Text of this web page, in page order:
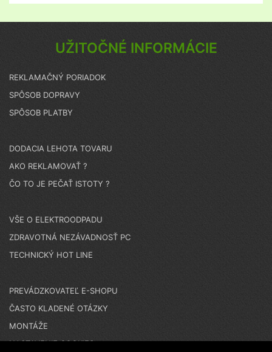
UŽITOČNÉ INFORMÁCIE
REKLAMAČNÝ PORIADOK
SPÔSOB DOPRAVY
SPÔSOB PLATBY
DODACIA LEHOTA TOVARU
AKO REKLAMOVAŤ ?
ČO TO JE PEČAŤ ISTOTY ?
VŠE O ELEKTROODPADU
ZDRAVOTNÁ NEZÁVADNOSŤ PC
TECHNICKÝ HOT LINE
PREVÁDZKOVATEĽ E-SHOPU
ČASTO KLADENÉ OTÁZKY
MONTÁŽE
NASTAVENIE COOKIES